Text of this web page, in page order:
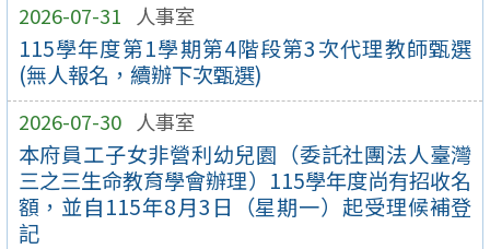
2026-07-31 人事室
115學年度第1學期第4階段第3次代理教師甄選
(無人報名，續辦下次甄選)
2026-07-30 人事室
本府員工子女非營利幼兒園（委託社團法人臺灣
三之三生命教育學會辦理）115學年度尚有招收名
額，並自115年8月3日（星期一）起受理候補登
記